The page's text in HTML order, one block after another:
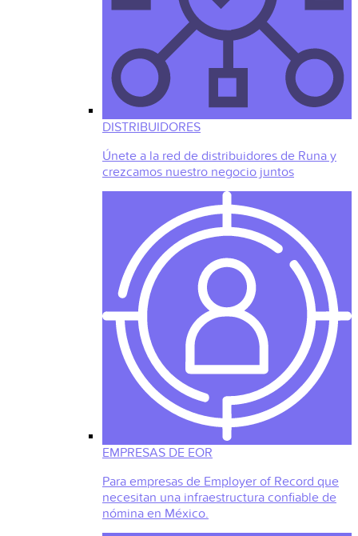
DISTRIBUIDORES
Únete a la red de distribuidores de Runa y
crezcamos nuestro negocio juntos
EMPRESAS DE EOR
Para empresas de Employer of Record que
necesitan una infraestructura confiable de
nómina en México.